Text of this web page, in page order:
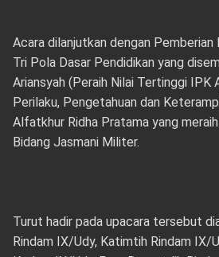
Acara dilanjutkan dengan Pemberian
Tri Pola Dasar Pendidikan yang
Ariansyah (Peraih Nilai Tertinggi IPK
Perilaku, Pengetahuan dan
Alfatkhur Ridha Pratama yang
Bidang Jasmani Militer.
Turut hadir pada upacara tersebut
Rindam IX/Udy, Katimtih Rindam IX/